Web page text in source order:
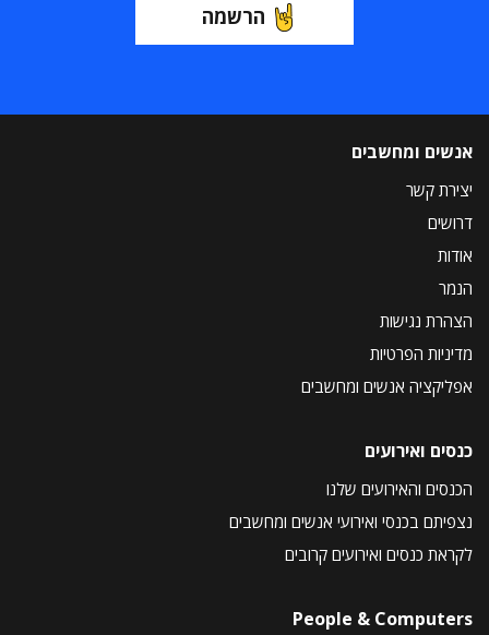
הרשמה
אנשים ומחשבים
יצירת קשר
דרושים
אודות
הנמר
הצהרת נגישות
מדיניות הפרטיות
אפליקציה אנשים ומחשבים
כנסים ואירועים
הכנסים והאירועים שלנו
נצפיתם בכנסי ואירועי אנשים ומחשבים
לקראת כנסים ואירועים קרובים
People & Computers